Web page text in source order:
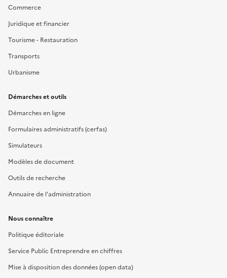
Commerce
Juridique et financier
Tourisme - Restauration
Transports
Urbanisme
Démarches et outils
Démarches en ligne
Formulaires administratifs (cerfas)
Simulateurs
Modèles de document
Outils de recherche
Annuaire de l'administration
Nous connaître
Politique éditoriale
Service Public Entreprendre en chiffres
Mise à disposition des données (open data)